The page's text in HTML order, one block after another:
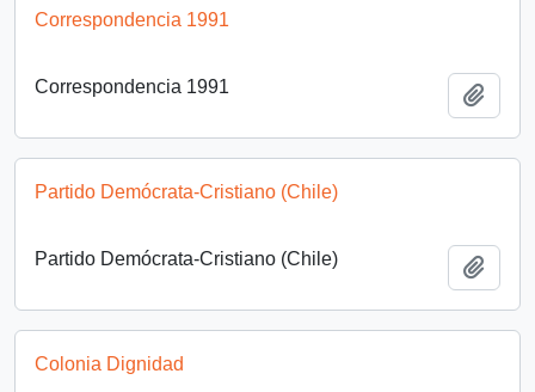
Correspondencia 1991
Correspondencia 1991
Partido Demócrata-Cristiano (Chile)
Partido Demócrata-Cristiano (Chile)
Colonia Dignidad